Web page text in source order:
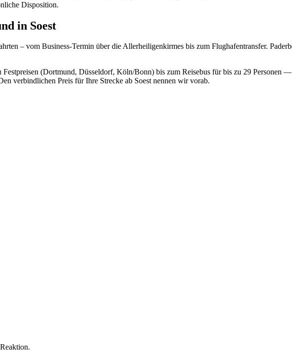
Disposition.
in Soest
– vom Business-Termin über die Allerheiligenkirmes bis zum Flughafentransfer.
(Dortmund, Düsseldorf, Köln/Bonn) bis zum Reisebus für bis zu 29 Personen
verbindlichen Preis für Ihre Strecke ab Soest nennen wir vorab.